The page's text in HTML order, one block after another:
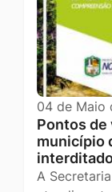
04 de Maio
Pontos
município
A